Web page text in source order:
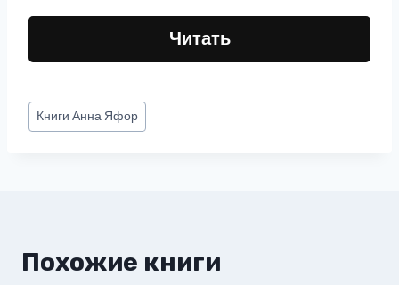
Читать
Метки
записи:
КнигиАнна Яфор
Похожие книги